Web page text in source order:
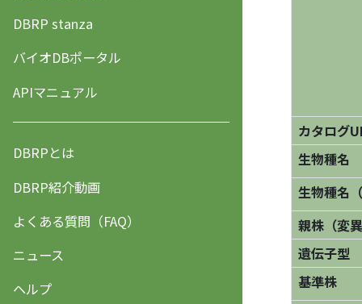
DBRP stanza
バイオDBポータル
APIマニュアル
DBRPとは
DBRP紹介動画
よくある質問（FAQ）
ニュース
ヘルプ
カタログ
生物種名
生物種名
親株（変
遺伝子型
基準株